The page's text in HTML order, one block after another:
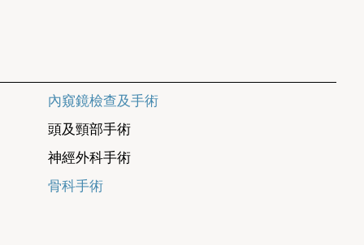
內窺鏡檢查及手術
頭及頸部手術
神經外科手術
骨科手術